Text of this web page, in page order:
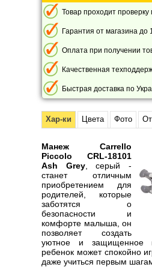
Товар проходит проверку
Гарантия от магазина до
Оплата при получении
Качественная
Быстрая доставка по
Хар-ки Цвета Фото
Манеж Carrello
Piccolo CRL-18101
Ash Grey, серый -
станет отличным
приобретением для
родителей, которые
заботятся о
безопасности и
комфорте малыша, он
позволяет создать
уютное и защищенное
ребенок может спокойно
даже учиться первым